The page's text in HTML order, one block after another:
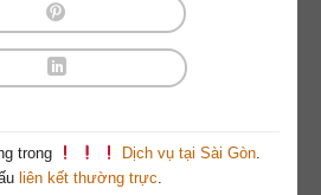
trong Dịch vụ tại Sài Gòn
liên kết thường trực